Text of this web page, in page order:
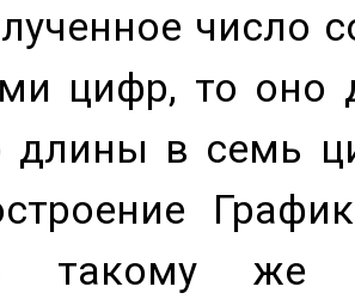
число
цифр, то оно
длины в семь
такому же